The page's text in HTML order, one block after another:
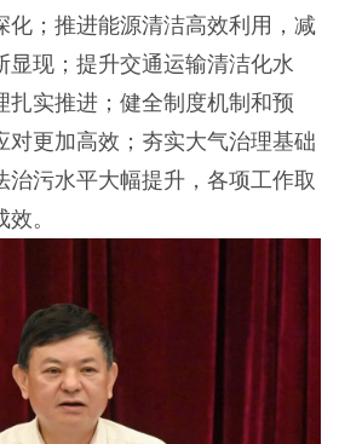
化；推进能源清洁高效利用，减
显现；提升交通运输清洁化水
扎实推进；健全制度机制和预
对更加高效；夯实大气治理基础
治污水平大幅提升，各项工作取
。